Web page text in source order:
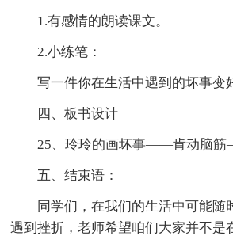
1.有感情的朗读课文。
2.小练笔：
写一件你在生活中遇到的坏事变
四、板书设计
25、玲玲的画坏事——肯动脑
五、结束语：
同学们，在我们的生活中可能随
遇到挫折，老师希望咱们大家并不是